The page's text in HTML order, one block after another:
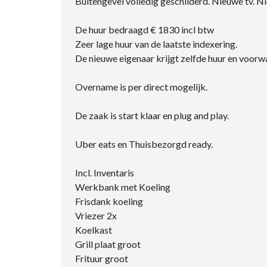
De huur bedraagd € 1830 incl btw
Zeer lage huur van de laatste indexering.
De nieuwe eigenaar krijgt zelfde huur en
Overname is per direct mogelijk.
De zaak is start klaar en plug and play.
Uber eats en Thuisbezorgd ready.
Incl. Inventaris
Werkbank met Koeling
Frisdank koeling
Vriezer 2x
Koelkast
Grill plaat groot
Frituur groot